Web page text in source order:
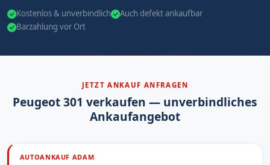
Kostenlos & unverbindlich
Auch defekt ankaufbar
Barzahlung vor Ort
JETZT ANKAUF ANFRAGEN
Peugeot 301 verkaufen — unverbindliches
Ankaufangebot
AUTOANKAUF ADAM